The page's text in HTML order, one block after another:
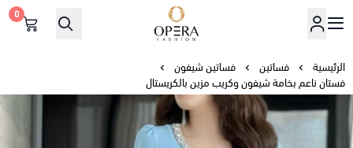
أوبرا فاشن
0
الرئيسية فساتين
فساتين شيفون
فستان ناعم بخامة شيفون وكريب مزين بالكريستال